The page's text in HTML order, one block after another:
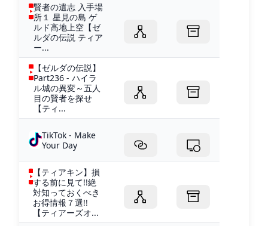
賢者の遺志 入手場
所１ 星見の島 ゲ
ルド高地上空【ゼ
ルダの伝説 ティア
ー...
【ゼルダの伝説】
Part236 - ハイラ
ル城の異変～五人
目の賢者を探せ
【ティ...
TikTok - Make
Your Day
【ティアキン】損
する前に見て!!絶
対知っておくべき
お得情報７選!!
【ティアーズオ...